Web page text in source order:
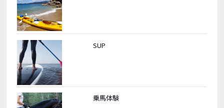
SUP
乗馬体験